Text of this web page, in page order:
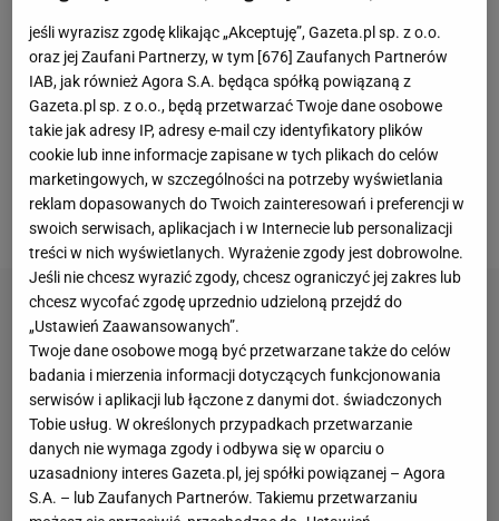
polskimi korzeniami. W ten sposób w reprezentacji
znaleźli sięLudovic Obraniak, Damien Perquis,
Sebastian Boenisch czy Adam Matuszczyk. Nie
każdemu to odpowiadało. Szybko zyskali więc
miano "farbowanych lisów". Choć Polanski mówi po
polsku i urodził się w Sosnowcu, również zaliczany
był do tego grona.
jeśli wyrazisz zgodę klikając „Akceptuję”, Gazeta.pl sp. z o.o.
oraz jej Zaufani Partnerzy, w tym [676] Zaufanych Partnerów
IAB, jak również Agora S.A. będąca spółką powiązaną z
Gazeta.pl sp. z o.o., będą przetwarzać Twoje dane osobowe
takie jak adresy IP, adresy e-mail czy identyfikatory plików
cookie lub inne informacje zapisane w tych plikach do celów
marketingowych, w szczególności na potrzeby wyświetlania
reklam dopasowanych do Twoich zainteresowań i preferencji w
swoich serwisach, aplikacjach i w Internecie lub personalizacji
treści w nich wyświetlanych. Wyrażenie zgody jest dobrowolne.
Jeśli nie chcesz wyrazić zgody, chcesz ograniczyć jej zakres lub
chcesz wycofać zgodę uprzednio udzieloną przejdź do
„Ustawień Zaawansowanych”.
Twoje dane osobowe mogą być przetwarzane także do celów
badania i mierzenia informacji dotyczących funkcjonowania
serwisów i aplikacji lub łączone z danymi dot. świadczonych
Tobie usług. W określonych przypadkach przetwarzanie
danych nie wymaga zgody i odbywa się w oparciu o
uzasadniony interes Gazeta.pl, jej spółki powiązanej – Agora
S.A. – lub Zaufanych Partnerów. Takiemu przetwarzaniu